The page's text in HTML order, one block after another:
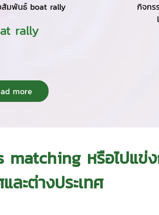
สัมพันธ์ boat rally
rally
กิจกร
more
matching หรือไปแข่
ละต่างประเทศ